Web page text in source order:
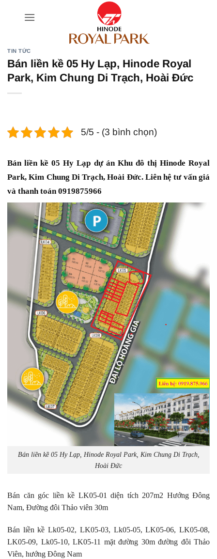
TIN TỨC
Bán liền kề 05 Hy Lạp, Hinode Royal
Park, Kim Chung Di Trạch, Hoài Đức
5/5 - (3 bình chọn)
Bán liền kề 05 Hy Lạp dự án Khu đô thị Hinode Royal
Park, Kim Chung Di Trạch, Hoài Đức. Liên hệ tư vấn giá
và thanh toán 0919875966
Bán liền kề 05 Hy Lạp, Hinode Royal Park, Kim Chung Di Trạch,
Hoài Đức
Bán căn góc liền kề LK05-01 diện tích 207m2 Hướng Đông
Nam, Đường đôi Thảo viên 30m
Bán liền kề Lk05-02, LK05-03, Lk05-05, LK05-06, LK05-08,
LK05-09, Lk05-10, LK05-11 mặt đường 30m đường đôi Thảo
Viên, hướng Đông Nam